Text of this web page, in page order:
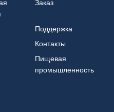
Заказ
Поддержка
Контакты
Пищевая
промышленность